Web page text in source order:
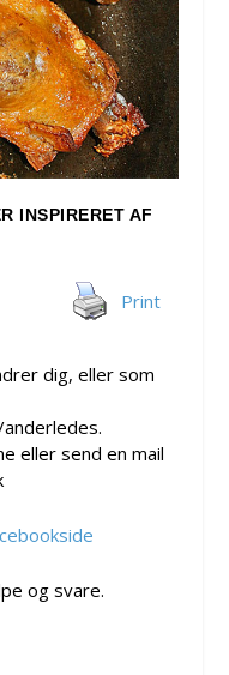
INSPIRERET AF
Print
dig, eller som
eller send en mail
og svare.